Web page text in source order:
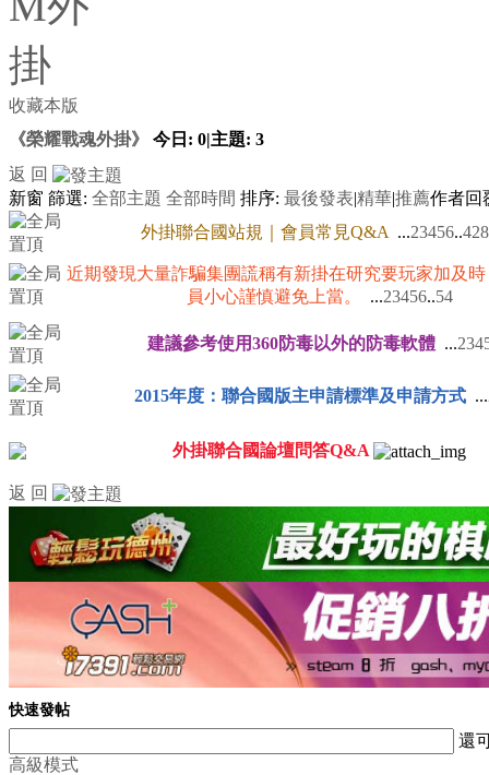
收藏本版
《榮耀戰魂外掛》
今日: 0|主題: 3
返 回
新窗 篩選: 全部主題 全部時間 排序: 最後發表|精華|推薦作者回
外掛聯合國站規｜會員常見Q&A ...23456..
近期發現大量詐騙集團謊稱有新掛在研究要玩家加及
員小心謹慎避免上當。
...23456..54
建議參考使用360防毒以外的防毒軟體 ...234
2015年度：聯合國版主申請標準及申請方式 ...
外掛聯合國論壇問答Q&A
返 回
快速發帖
還
高級模式